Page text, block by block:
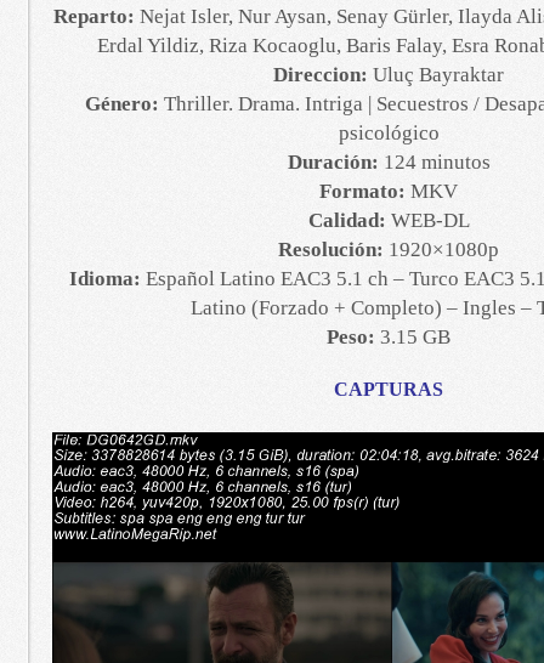
Reparto: Nejat Isler, Nur Aysan, Senay Gürler, Ilayda
Erdal Yildiz, Riza Kocaoglu, Baris Falay, Esra
Direccion: Uluç Bayraktar
Género: Thriller. Drama. Intriga | Secuestros /
psicológico
Duración: 124 minutos
Formato: MKV
Calidad: WEB-DL
Resolución: 1920×1080p
Idioma: Español Latino EAC3 5.1 ch – Turco EAC3
Latino (Forzado + Completo) – Ingles –
Peso: 3.15 GB
CAPTURAS